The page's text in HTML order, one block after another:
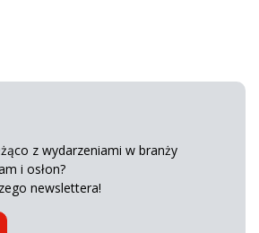
z wydarzeniami w branży
i osłon?
newslettera!